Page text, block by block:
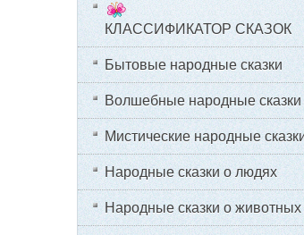
КЛАССИФИКАТОР СКАЗОК
Бытовые народные сказки
Волшебные народные сказки
Мистические народные
Народные сказки о людях
Народные сказки о животных